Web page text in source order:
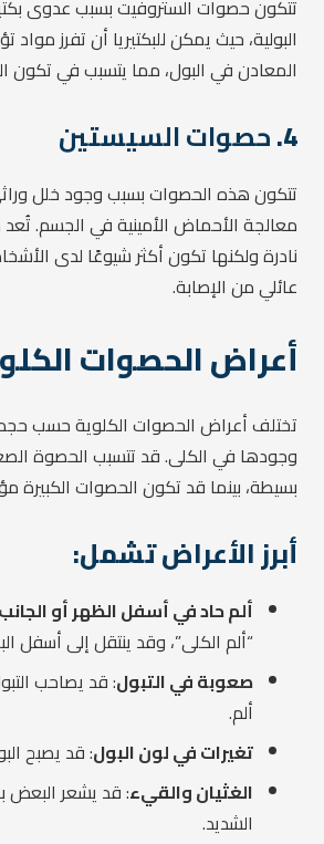
تتكون حصوات الستروفيت بسبب عدوى
البولية، حيث يمكن للبكتيريا أن تفرز مواد
المعادن في البول، مما يتسبب في تكون
4. حصوات السيستين
تتكون هذه الحصوات بسبب وجود خلل
معالجة الأحماض الأمينية في الجسم.
نادرة ولكنها تكون أكثر شيوعًا لدى
عائلي من الإصابة.
أعراض الحصوات
تختلف أعراض الحصوات الكلوية حسب
وجودها في الكلى. قد تتسبب الحصوة
بسيطة، بينما قد تكون الحصوات الكبيرة
أبرز الأعراض تشمل:
ألم حاد في أسفل الظهر أو الجانب
“ألم الكلى”، وقد ينتقل إلى أسفل
صعوبة في التبول: قد يصاحب
ألم.
تغيرات في لون البول: قد يصبح
الغثيان والقيء: قد يشعر البعض
الشديد.